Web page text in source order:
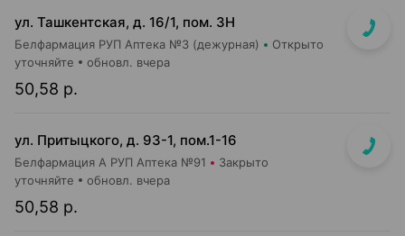
ул. Ташкентская, д. 16/1, пом. 3Н
Белфармация РУП Аптека №3 (дежурная) Открыто
50,58 р.
уточняйте обновл. вчера
ул. Притыцкого, д. 93-1, пом.1-16
Белфармация А РУП Аптека №91 Закрыто
50,58 р.
уточняйте обновл. вчера